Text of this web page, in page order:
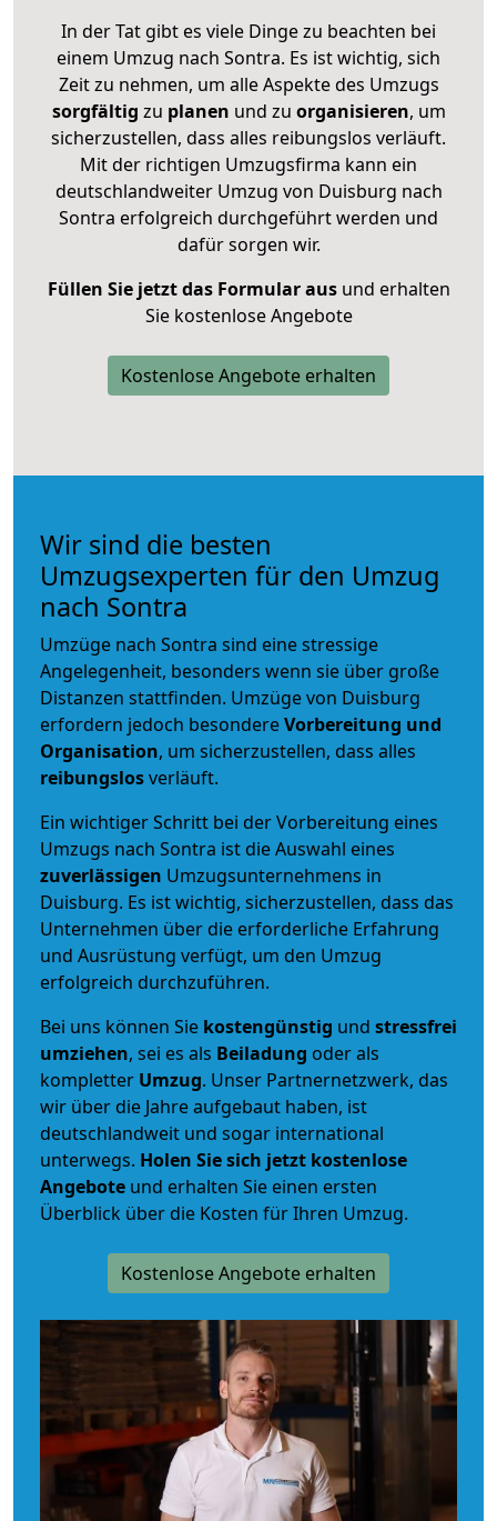
In der Tat gibt es viele Dinge zu beachten bei
einem Umzug nach Sontra. Es ist wichtig, sich
Zeit zu nehmen, um alle Aspekte des Umzugs
sorgfältig zu planen und zu organisieren, um
sicherzustellen, dass alles reibungslos verläuft.
Mit der richtigen Umzugsfirma kann ein
deutschlandweiter Umzug von Duisburg nach
Sontra erfolgreich durchgeführt werden und
dafür sorgen wir.
Füllen Sie jetzt das Formular ausund erhalten
Sie kostenlose Angebote
Kostenlose Angebote erhalten
Wir sind die besten
Umzugsexperten für den Umzug
nach Sontra
Umzüge nach Sontra sind eine stressige
Angelegenheit, besonders wenn sie über große
Distanzen stattfinden. Umzüge von Duisburg
erfordern jedoch besondereVorbereitung und
Organisation, um sicherzustellen, dass alles
reibungslosverläuft.
Ein wichtiger Schritt bei der Vorbereitung eines
Umzugs nach Sontra ist die Auswahl eines
zuverlässigen Umzugsunternehmens in
Duisburg. Es ist wichtig, sicherzustellen, dass das
Unternehmen über die erforderliche Erfahrung
und Ausrüstung verfügt, um den Umzug
erfolgreich durchzuführen.
Bei uns können Sie kostengünstig und stressfrei
umziehen, sei es als Beiladung oder als
kompletter Umzug. Unser Partnernetzwerk, das
wir über die Jahre aufgebaut haben, ist
deutschlandweit und sogar international
unterwegs. Holen Sie sich jetzt kostenlose
Angebote und erhalten Sie einen ersten
Überblick über die Kosten für Ihren Umzug.
Kostenlose Angebote erhalten